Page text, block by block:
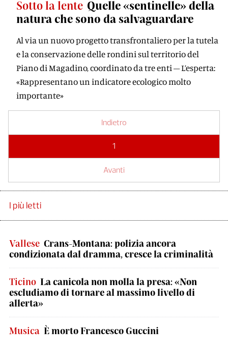
Sotto la lente Quelle «sentinelle» della
natura che sono da salvaguardare
Al via un nuovo progetto transfrontaliero per la tutela
e la conservazione delle rondini sul territorio del
Piano di Magadino, coordinato da tre enti – L’esperta:
«Rappresentano un indicatore ecologico molto
importante»
Indietro
1
Avanti
I più letti
Vallese Crans-Montana: polizia ancora
condizionata dal dramma, cresce la criminalità
Ticino La canicola non molla la presa: «Non
escludiamo di tornare al massimo livello di
allerta»
Musica È morto Francesco Guccini